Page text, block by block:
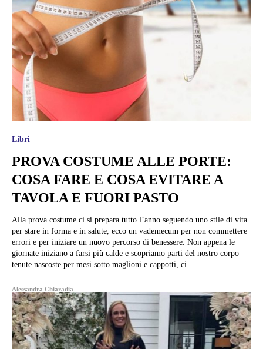
Libri
PROVA COSTUME ALLE PORTE:
COSA FARE E COSA EVITARE A
TAVOLA E FUORI PASTO
Alla prova costume ci si prepara tutto l’anno seguendo uno stile di vita
per stare in forma e in salute, ecco un vademecum per non commettere
errori e per iniziare un nuovo percorso di benessere. Non appena le
giornate iniziano a farsi più calde e scopriamo parti del nostro corpo
tenute nascoste per mesi sotto maglioni e cappotti, ci...
Alessandra Chiaradia